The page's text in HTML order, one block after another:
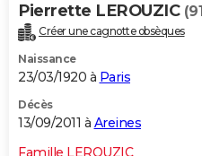
Pierrette LEROUZIC
Créer une cagnotte obsèques
Naissance
23/03/1920 à Paris
Décès
13/09/2011 à Areines
Famille LEROUZIC